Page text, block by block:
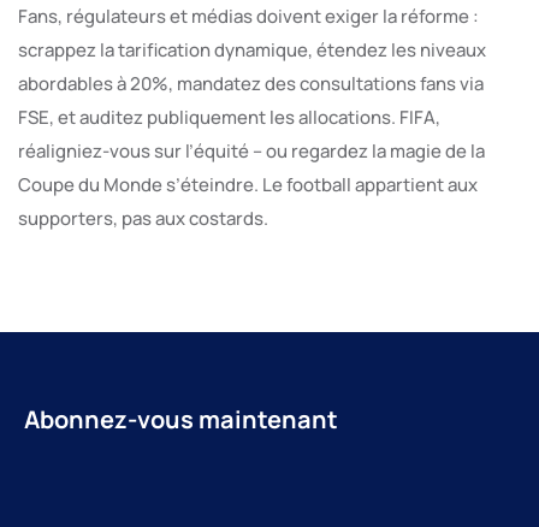
Fans, régulateurs et médias doivent exiger la réforme :
scrappez la tarification dynamique, étendez les niveaux
abordables à 20%, mandatez des consultations fans via
FSE, et auditez publiquement les allocations. FIFA,
réaligniez-vous sur l’équité – ou regardez la magie de la
Coupe du Monde s’éteindre. Le football appartient aux
supporters, pas aux costards.
Abonnez-vous maintenant